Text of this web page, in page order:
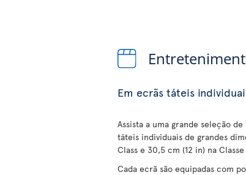
Em ecrãs táteis
Assista a uma grande seleção
táteis individuais de grandes
Class e 30,5 cm (12 in) na
Cada ecrã são equipadas com